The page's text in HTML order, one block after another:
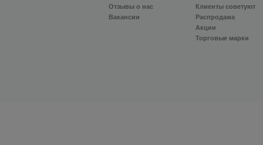
Отзывы о нас
Вакансии
Клиенты советуют
Распродажа
Акции
Торговые марки